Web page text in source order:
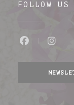
FOLLOW US